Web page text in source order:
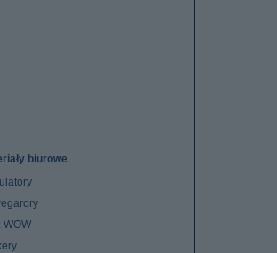
biurowe
WOW